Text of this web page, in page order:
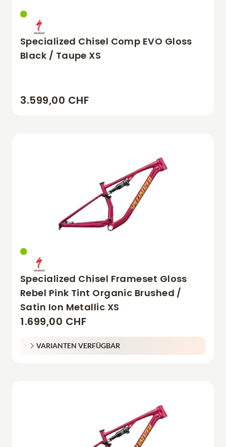
Specialized Chisel Comp EVO Gloss
Black / Taupe XS
3.599,00 CHF
Specialized Chisel Frameset Gloss
Rebel Pink Tint Organic Brushed /
Satin Ion Metallic XS
1.699,00 CHF
VARIANTEN VERFÜGBAR